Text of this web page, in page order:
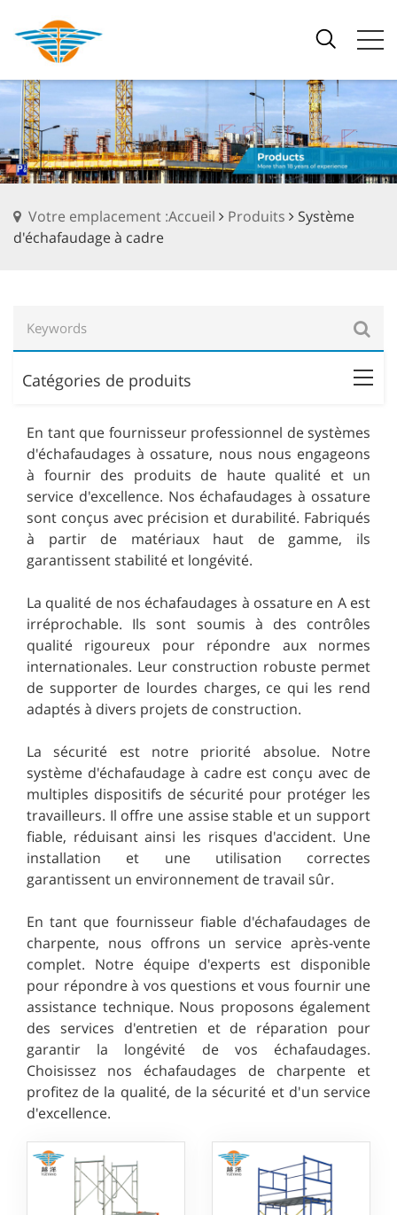
Votre emplacement :Accueil Produits
Système
d'échafaudage à cadre
Catégories de produits
En tant que fournisseur professionnel de systèmes
d'échafaudages à ossature, nous nous engageons
à fournir des produits de haute qualité et un
service d'excellence. Nos échafaudages à ossature
sont conçus avec précision et durabilité. Fabriqués
à partir de matériaux haut de gamme, ils
garantissent stabilité et longévité.
La qualité de nos échafaudages à ossature en A est
irréprochable. Ils sont soumis à des contrôles
qualité rigoureux pour répondre aux normes
internationales. Leur construction robuste permet
de supporter de lourdes charges, ce qui les rend
adaptés à divers projets de construction.
La sécurité est notre priorité absolue. Notre
système d'échafaudage à cadre est conçu avec de
multiples dispositifs de sécurité pour protéger les
travailleurs. Il offre une assise stable et un support
fiable, réduisant ainsi les risques d'accident. Une
installation et une utilisation correctes
garantissent un environnement de travail sûr.
En tant que fournisseur fiable d'échafaudages de
charpente, nous offrons un service après-vente
complet. Notre équipe d'experts est disponible
pour répondre à vos questions et vous fournir une
assistance technique. Nous proposons également
des services d'entretien et de réparation pour
garantir la longévité de vos échafaudages.
Choisissez nos échafaudages de charpente et
profitez de la qualité, de la sécurité et d'un service
d'excellence.